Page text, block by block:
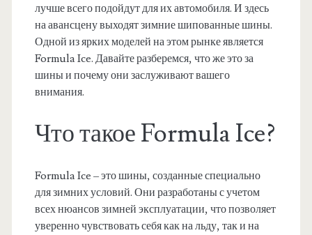
лучше всего подойдут для их автомобиля. И здесь
на авансцену выходят зимние шипованные шины.
Одной из ярких моделей на этом рынке является
Formula Ice. Давайте разберемся, что же это за
шины и почему они заслуживают вашего
внимания.
Что такое Formula Ice?
Formula Ice – это шины, созданные специально
для зимних условий. Они разработаны с учетом
всех нюансов зимней эксплуатации, что позволяет
уверенно чувствовать себя как на льду, так и на